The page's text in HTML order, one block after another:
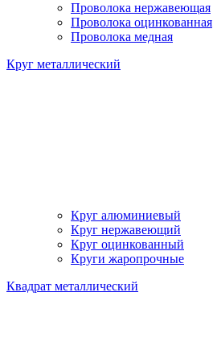
Проволока нержавеющая
Проволока оцинкованная
Проволока медная
Круг металлический
Круг алюминиевый
Круг нержавеющий
Круг оцинкованный
Круги жаропрочные
Квадрат металлический